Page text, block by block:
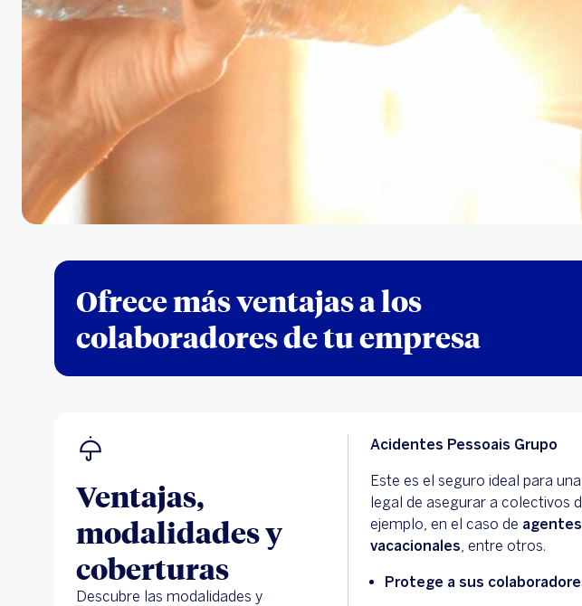
Ofrece más ventajas a los
colaboradores de tu empresa
Ventajas,
modalidades y
coberturas
Descubre las modalidades y
Acidentes Pessoais Grupo
Este es el seguro ideal para
legal de asegurar a colectivos
ejemplo, en el caso de
vacacionales, entre otros.
Protege a sus